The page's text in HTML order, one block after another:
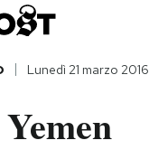
Lunedì 21 marzo 2016